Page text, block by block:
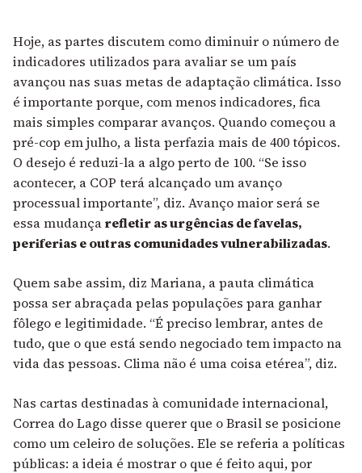
Hoje, as partes discutem como diminuir o número de
indicadores utilizados para avaliar se um país
avançou nas suas metas de adaptação climática. Isso
é importante porque, com menos indicadores, fica
mais simples comparar avanços. Quando começou a
pré-cop em julho, a lista perfazia mais de 400 tópicos.
O desejo é reduzi-la a algo perto de 100. “Se isso
acontecer, a COP terá alcançado um avanço
processual importante”, diz. Avanço maior será se
essa mudançarefletir as urgências de favelas,
periferias e outras comunidades vulnerabilizadas.
Quem sabe assim, diz Mariana, a pauta climática
possa ser abraçada pelas populações para ganhar
fôlego e legitimidade. “É preciso lembrar, antes de
tudo, que o que está sendo negociado tem impacto na
vida das pessoas. Clima não é uma coisa etérea”, diz.
Nas cartas destinadas à comunidade internacional,
Correa do Lago disse querer que o Brasil se posicione
como um celeiro de soluções. Ele se referia a políticas
públicas: a ideia é mostrar o que é feito aqui, por